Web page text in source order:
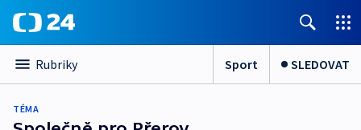
Rubriky Sport SLEDOVAT
TÉMA